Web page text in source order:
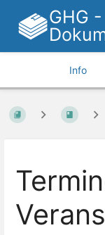
GHG
Info